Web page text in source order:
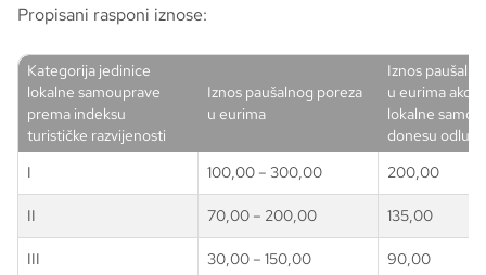
Propisani rasponi iznose:
Kategorija jedinice
lokalne samouprave
prema indeksu
turističke razvijenosti
Iznos paušalnog poreza
u eurima
Iznos
u eurima ako
lokalne
donesu odluku
I
100,00 – 300,00 200,00
II 70,00 – 200,00 135,00
III 30,00 – 150,00 90,00